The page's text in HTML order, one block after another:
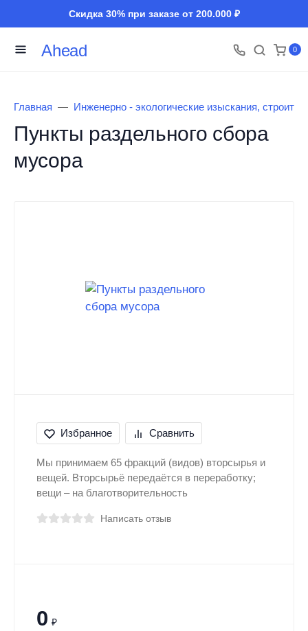
Скидка 30% при заказе от 200.000 ₽
Ahead 0
Главная Инженерно - экологические изыскания,
Пункты раздельного сбора
мусора
Избранное Сравнить
Мы принимаем 65 фракций (видов) вторсырья и
вещей. Вторсырьё передаётся в переработку;
вещи – на благотворительность
Написать отзыв
0 ₽